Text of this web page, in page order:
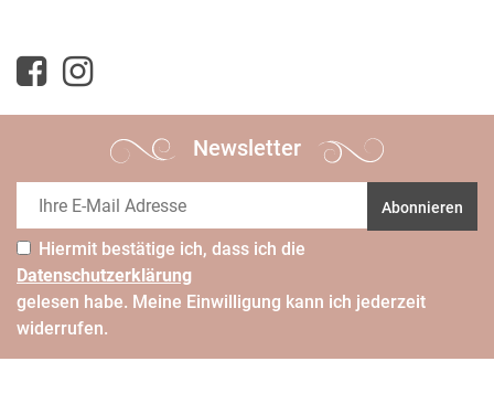
Newsletter
Abonnieren
Hiermit bestätige ich, dass ich die
Daten­schutz­erklärung
gelesen habe. Meine Einwilligung kann ich jederzeit
widerrufen.